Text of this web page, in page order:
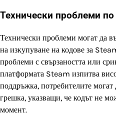
Технически проблеми
Технически проблеми могат да
на изкупуване на кодове за
проблеми с свързаността или
платформата Steam изпитва
поддръжка, потребителите
грешка, указващи, че кодът не
момент.